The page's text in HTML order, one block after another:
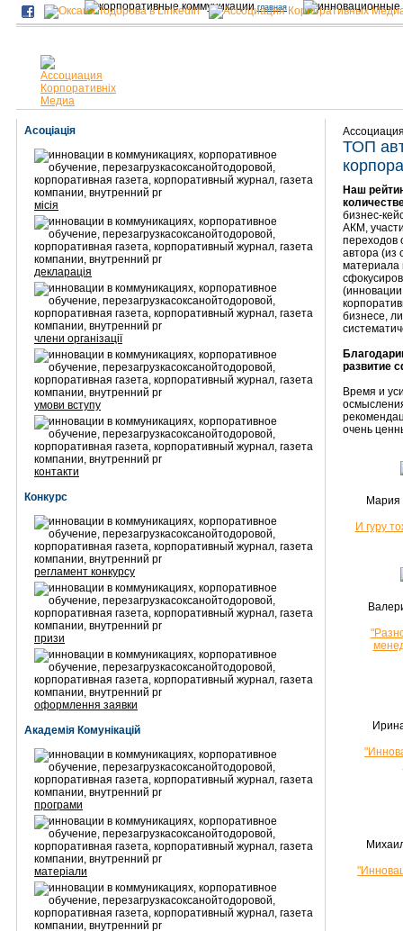
главная
Асоціація
місія
декларація
члени організації
умови вступу
контакти
Конкурс
регламент конкурсу
призи
оформлення заявки
Академія Комунікацій
програми
матеріали
ТОП
Наш
бизнес-
АКМ,
переходов
автора (из
материала
бизнесе,
развитие
Время и
очень
Мария
И гуру